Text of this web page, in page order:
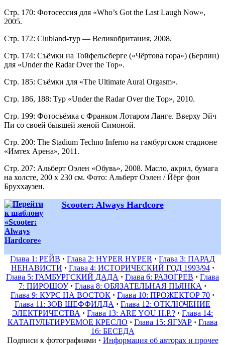
Стр. 170: Фотосессия для «Who’s Got the Last Laugh Now»,
2005.
Стр. 172: Clubland-тур — Великобритания, 2008.
Стр. 174: Съёмки на Тойфельсберге («Чёртова гора») (Берлин)
для «Under the Radar Over the Top».
Стр. 185: Съёмки для «The Ultimate Aural Orgasm».
Стр. 186, 188: Тур «Under the Radar Over the Top», 2010.
Стр. 199: Фотосъёмка с Франком Лотаром Ланге. Вверху Эйч
Пи со своей бывшей женой Симоной.
Стр. 200: The Stadium Techno Inferno на гамбургском стадионе
«Имтех Арена», 2011.
Стр. 207: Альберт Оэлен «Обувь», 2008. Масло, акрил, бумага
на холсте, 200 х 230 см. Фото: Альберт Оэлен / Йёрг фон
Бруххаузен.
Scooter: Always Hardcore
Глава 1: РЕЙВ · Глава 2: HYPER HYPER · Глава 3: ПАРАД
НЕНАВИСТИ · Глава 4: ИСТОРИЧЕСКИЙ ГОД 1993/94·
Глава 5: ГАМБУРГСКИЙ ДАДА · Глава 6: РАЗОГРЕВ · Глава
7: ПИРОШОУ· Глава 8: ОБЯЗАТЕЛЬНАЯ ПЬЯНКА ·
Глава 9: КУРС НА ВОСТОК · Глава 10: ПРОЖЕКТОР 70 ·
Глава 11: ЗОВ ШЕФФИЛДА · Глава 12: ОТКЛЮЧЕНИЕ
ЭЛЕКТРИЧЕСТВА · Глава 13: ARE YOU H.P.? · Глава 14:
КАТАПУЛЬТИРУЕМОЕ КРЕСЛО · Глава 15: ЯГУАР · Глава
16: БЕСЕДА
Подписи к фотографиями · Информация об авторах и прочее